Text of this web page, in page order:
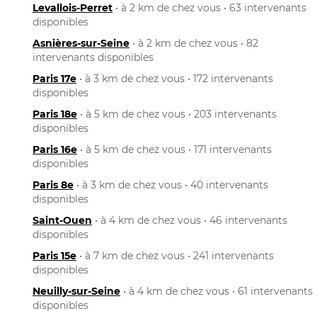
Levallois-Perret • à 2 km de chez vous • 63 intervenants
disponibles
Asnières-sur-Seine • à 2 km de chez vous • 82
intervenants disponibles
Paris 17e • à 3 km de chez vous • 172 intervenants
disponibles
Paris 18e • à 5 km de chez vous • 203 intervenants
disponibles
Paris 16e • à 5 km de chez vous • 171 intervenants
disponibles
Paris 8e • à 3 km de chez vous • 40 intervenants
disponibles
Saint-Ouen • à 4 km de chez vous • 46 intervenants
disponibles
Paris 15e • à 7 km de chez vous • 241 intervenants
disponibles
Neuilly-sur-Seine • à 4 km de chez vous • 61 intervenants
disponibles